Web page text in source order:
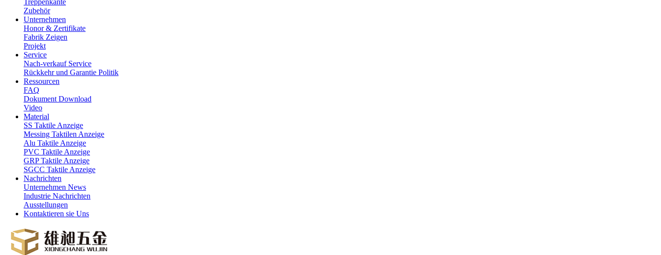
Treppenkante
Zubehör
Unternehmen
Honor & Zertifikate
Fabrik Zeigen
Projekt
Service
Nach-verkauf Service
Rückkehr und Garantie Politik
Ressourcen
FAQ
Dokument Download
Video
Material
SS Taktile Anzeige
Messing Taktilen Anzeige
Alu Taktile Anzeige
PVC Taktile Anzeige
GRP Taktile Anzeige
SGCC Taktile Anzeige
Nachrichten
Unternehmen News
Industrie Nachrichten
Ausstellungen
Kontaktieren sie Uns